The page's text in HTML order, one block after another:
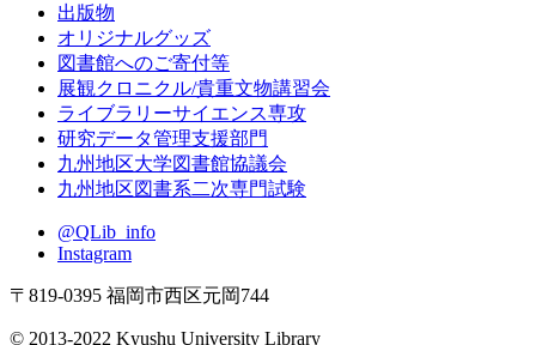
出版物
オリジナルグッズ
図書館へのご寄付等
展観クロニクル/貴重文物講習会
ライブラリーサイエンス専攻
研究データ管理支援部門
九州地区大学図書館協議会
九州地区図書系二次専門試験
@QLib_info
Instagram
〒819-0395 福岡市西区元岡744
© 2013-2022 Kyushu University Library